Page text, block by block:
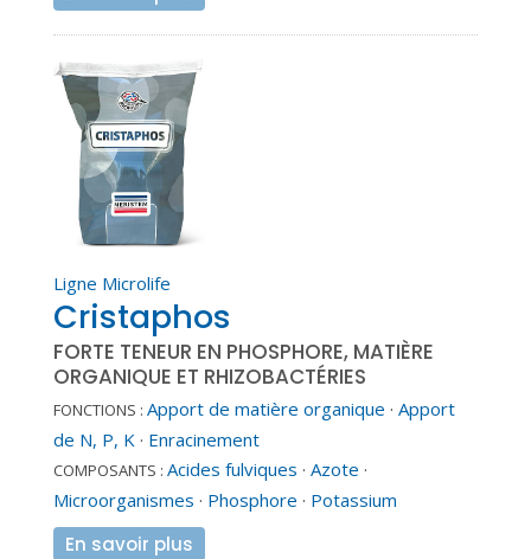
Ligne Microlife
Cristaphos
FORTE TENEUR EN PHOSPHORE, MATIÈRE
ORGANIQUE ET RHIZOBACTÉRIES
FONCTIONS : Apport de matière organique · Apport
de N, P, K · Enracinement
COMPOSANTS : Acides fulviques · Azote ·
Microorganismes · Phosphore · Potassium
En savoir plus